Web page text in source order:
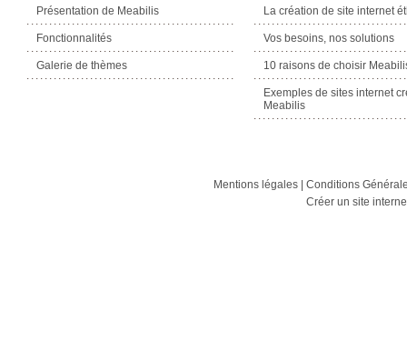
Présentation de Meabilis
Fonctionnalités
Galerie de thèmes
La création de site internet
Vos besoins, nos solutions
10 raisons de choisir
Exemples de sites internet
Meabilis
Mentions légales| Conditions
Créer un site